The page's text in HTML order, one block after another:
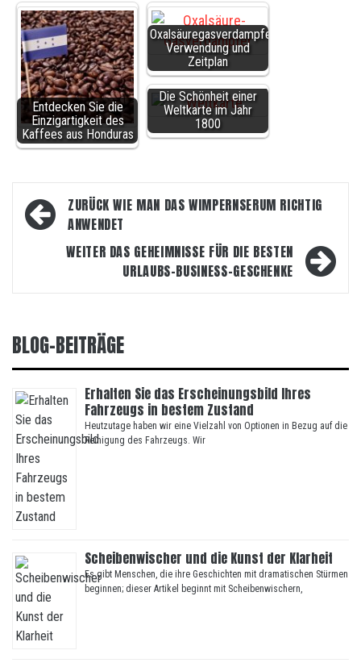
Entdecken Sie die
Einzigartigkeit des
Kaffees aus Honduras
Oxalsäuregasverdampfer
Verwendung und
Zeitplan
Die Schönheit einer
Weltkarte im Jahr
1800
Beitragsnavigation
ZURÜCK WIE MAN DAS WIMPERNSERUM RICHTIG
ANWENDET
WEITER DAS GEHEIMNISSE FÜR DIE BESTEN
URLAUBS-BUSINESS-GESCHENKE
BLOG-BEITRÄGE
Erhalten Sie das Erscheinungsbild Ihres
Fahrzeugs in bestem Zustand
Heutzutage haben wir eine Vielzahl von Optionen in Bezug auf die
Reinigung des Fahrzeugs. Wir
Scheibenwischer und die Kunst der Klarheit
Es gibt Menschen, die ihre Geschichten mit dramatischen Stürmen
beginnen; dieser Artikel beginnt mit Scheibenwischern,